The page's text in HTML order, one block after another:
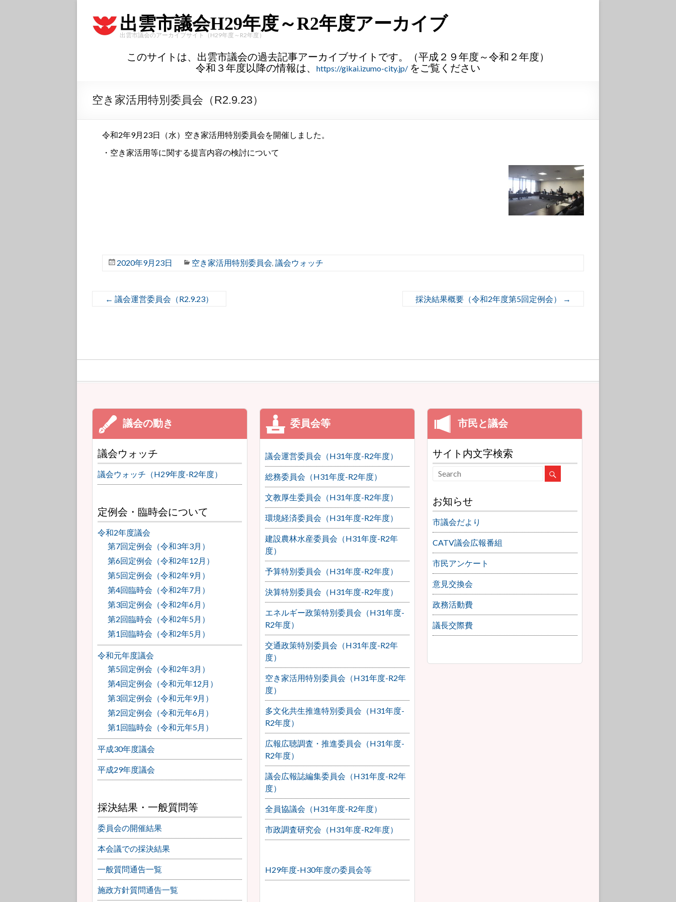
出雲市議会H29年度～R2年度アーカイブ
出雲市議会のアーカイブサイト（H29年度～R2年度）
このサイトは、出雲市議会の過去記事アーカイブサイトです。（平成２９年度～令和２年度）
令和３年度以降の情報は、
https://gikai.izumo-city.jp/ をご覧ください
空き家活用特別委員会（R2.9.23）
令和2年9月23日（水）空き家活用特別委員会を開催しました。
・空き家活用等に関する提言内容の検討について
2020年9月23日 空き家活用特別委員会, 議会ウォッチ
← 議会運営委員会（R2.9.23） 採決結果概要（令和2年度第5回定例会） →
議会ウォッチ
議会ウォッチ（H29年度-R2年度）
定例会・臨時会について
令和2年度議会
第7回定例会（令和3年3月）
第6回定例会（令和2年12月）
第5回定例会（令和2年9月）
第4回臨時会（令和2年7月）
第3回定例会（令和2年6月）
第2回臨時会（令和2年5月）
第1回臨時会（令和2年5月）
令和元年度議会
第5回定例会（令和2年3月）
第4回定例会（令和元年12月）
第3回定例会（令和元年9月）
第2回定例会（令和元年6月）
第1回臨時会（令和元年5月）
平成30年度議会
平成29年度議会
採決結果・一般質問等
委員会の開催結果
本会議での採決結果
一般質問通告一覧
施政方針質問通告一覧
議会運営委員会（H31年度-R2年度）
総務委員会（H31年度-R2年度）
文教厚生委員会（H31年度-R2年度）
環境経済委員会（H31年度-R2年度）
建設農林水産委員会（H31年度-R2年
度）
予算特別委員会（H31年度-R2年度）
決算特別委員会（H31年度-R2年度）
エネルギー政策特別委員会（H31年度-
R2年度）
交通政策特別委員会（H31年度-R2年
度）
空き家活用特別委員会（H31年度-R2年
度）
多文化共生推進特別委員会（H31年度-
R2年度）
広報広聴調査・推進委員会（H31年度-
R2年度）
議会広報誌編集委員会（H31年度-R2年
度）
全員協議会（H31年度-R2年度）
市政調査研究会（H31年度-R2年度）
H29年度-H30年度の委員会等
サイト内文字検索
お知らせ
市議会だより
CATV議会広報番組
市民アンケート
意見交換会
政務活動費
議長交際費